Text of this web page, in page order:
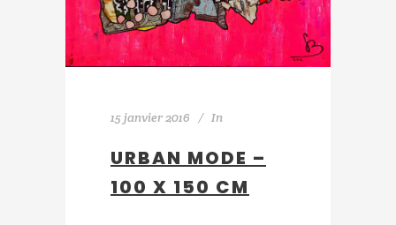
15 janvier 2016 In
URBAN MODE –
100 X 150 CM